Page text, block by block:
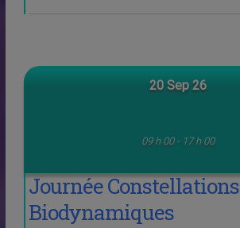
20 Sep 26
09 h 00 - 17 h 00
Journée Constellations
Biodynamiques